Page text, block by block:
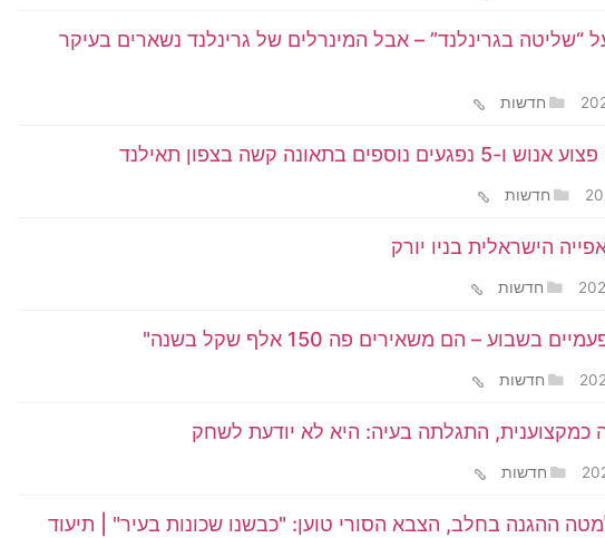
“שליטה בגרינלנד” – אבל המינרלים של גרינלנד נשארים בעיקר
חדשות
בתאונה קשה בצפון תאילנד
חדשות
הישראלית בניו יורק
חדשות
– הם משאירים פה 150 אלף שקל בשנה"
חדשות
התגלתה בעיה: היא לא יודעת לשחק
חדשות
ההגנה בחלב, הצבא הסורי טוען: "כבשנו שכונות בעיר" | תיעוד